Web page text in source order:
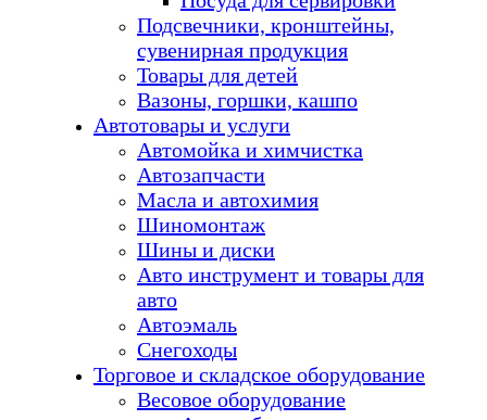
Подсвечники, кронштейны,
сувенирная продукция
Товары для детей
Вазоны, горшки, кашпо
Автотовары и услуги
Автомойка и химчистка
Автозапчасти
Масла и автохимия
Шиномонтаж
Шины и диски
Авто инструмент и товары для
авто
Автоэмаль
Снегоходы
Торговое и складское оборудование
Весовое оборудование